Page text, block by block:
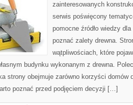
zainteresowanych
serwis poświęcony
pomocne źródło wiedzy
poznać zalety drewna.
wątpliwościach, które
budynku wykonanym z drewna.
strony obejmuje zarówno korzyści domów
poznać przed podjęciem decyzji […]